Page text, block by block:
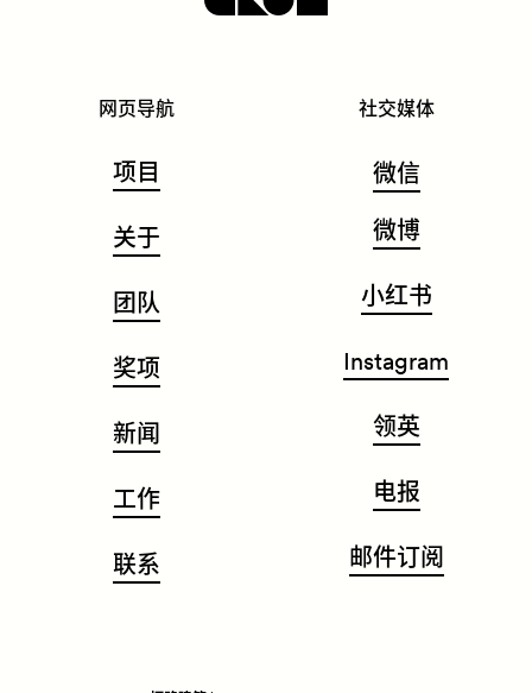
网页导航
项目
关于
团队
奖项
新闻
工作
联系
社交媒体
微信
微博
小红书
Instagram
领英
电报
邮件订阅